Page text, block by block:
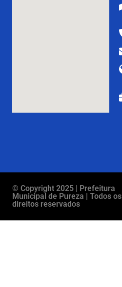
© Copyright 2025 | Prefeitura
Municipal de Pureza | Todos os
direitos reservados